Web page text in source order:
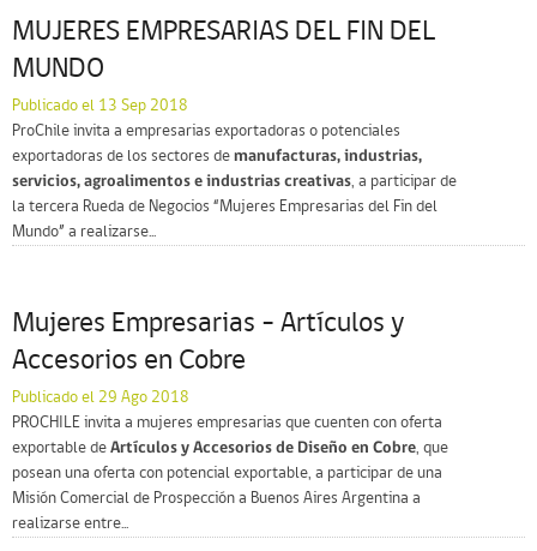
MUJERES EMPRESARIAS DEL FIN DEL
MUNDO
Publicado el 13 Sep 2018
ProChile invita a empresarias exportadoras o potenciales
exportadoras de los sectores de manufacturas, industrias,
servicios, agroalimentos e industrias creativas, a participar de
la tercera Rueda de Negocios “Mujeres Empresarias del Fin del
Mundo” a realizarse...
Mujeres Empresarias – Artículos y
Accesorios en Cobre
Publicado el 29 Ago 2018
PROCHILE invita a mujeres empresarias que cuenten con oferta
exportable de Artículos y Accesorios de Diseño en Cobre, que
posean una oferta con potencial exportable, a participar de una
Misión Comercial de Prospección a Buenos Aires Argentina a
realizarse entre...